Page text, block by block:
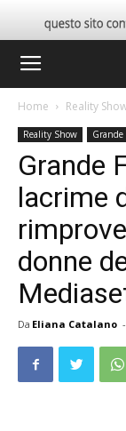
Home Reality
Reality Show Grande
Grande
lacrime
donne
Da Eliana Catalano -